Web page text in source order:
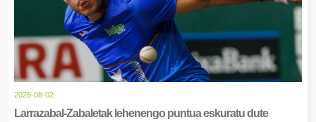
2026-08-02
Larrazabal-Zabaletak lehenengo puntua eskuratu dute